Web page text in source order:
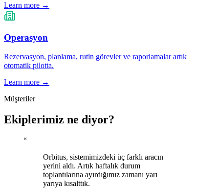
Learn more →
Operasyon
Rezervasyon, planlama, rutin görevler ve raporlamalar artık
otomatik pilotta.
Learn more →
Müşteriler
Ekiplerimiz ne diyor?
“
Orbitus, sistemimizdeki üç farklı aracın
yerini aldı. Artık haftalık durum
toplantılarına ayırdığımız zamanı yarı
yarıya kısalttık.